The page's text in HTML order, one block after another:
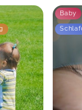
Baby